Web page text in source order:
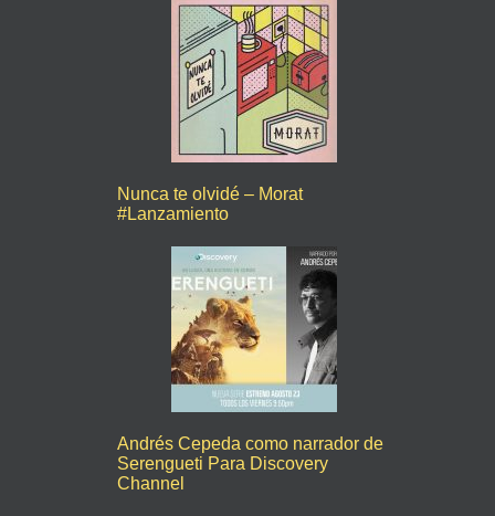
Nunca te olvidé – Morat
#Lanzamiento
Andrés Cepeda como narrador de
Serengueti Para Discovery
Channel